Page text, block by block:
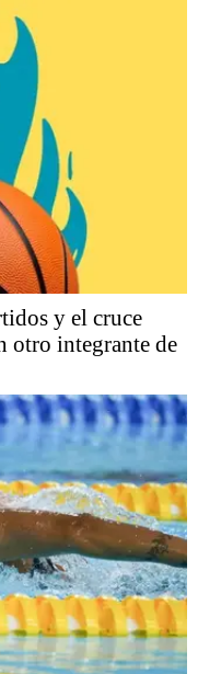
y el cruce
otro integrante de